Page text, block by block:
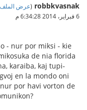
robbkvasnak
(عرض
6 فبراير، 2014 6:34:28 م
- nur por miksi - kie
de nia florida
karaiba, kaj tupi-
en la mondo oni
por havi vorton de